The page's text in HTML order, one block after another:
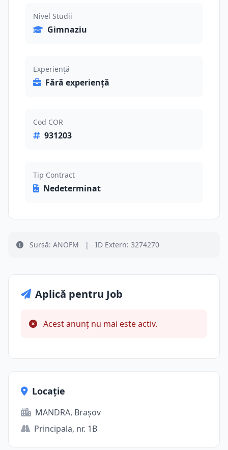
Nivel Studii
Gimnaziu
Experiență
Fără experiență
Cod COR
931203
Tip Contract
Nedeterminat
Sursă: ANOFM | ID Extern: 3274270
Aplică pentru Job
Acest anunț nu mai este activ.
Locație
MANDRA, Brașov
Principala, nr. 1B